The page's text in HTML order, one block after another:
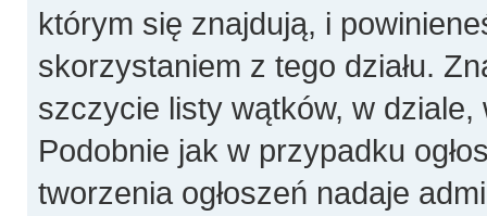
którym się znajdują, i
skorzystaniem z tego działu.
szczycie listy wątków, w
Podobnie jak w przypadku
tworzenia ogłoszeń nadaje